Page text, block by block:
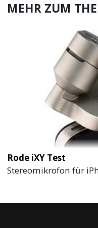
MEHR ZUM
Rode iXY Test
Stereomikrofon für